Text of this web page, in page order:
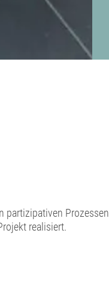
partizipativen Prozessen
realisiert.